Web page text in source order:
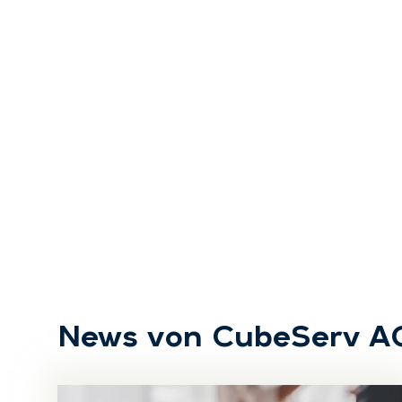
News von CubeServ